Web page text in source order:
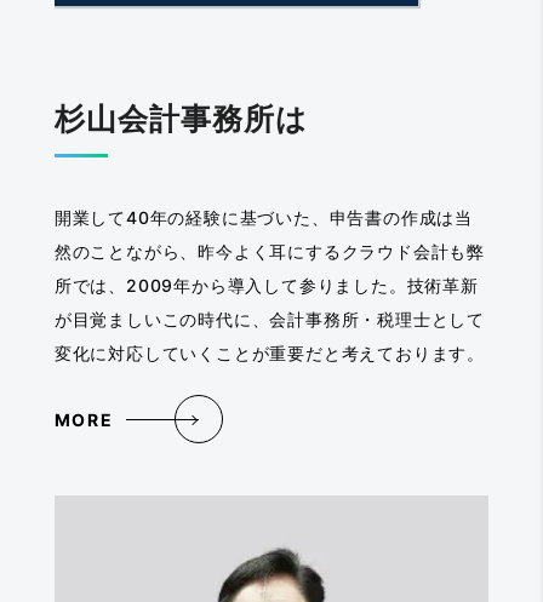
杉山会計事務所は
開業して40年の経験に基づいた、申告書の作成は当
然のことながら、昨今よく耳にするクラウド会計も弊
所では、2009年から導入して参りました。技術革新
が目覚ましいこの時代に、会計事務所・税理士として
変化に対応していくことが重要だと考えております。
MORE